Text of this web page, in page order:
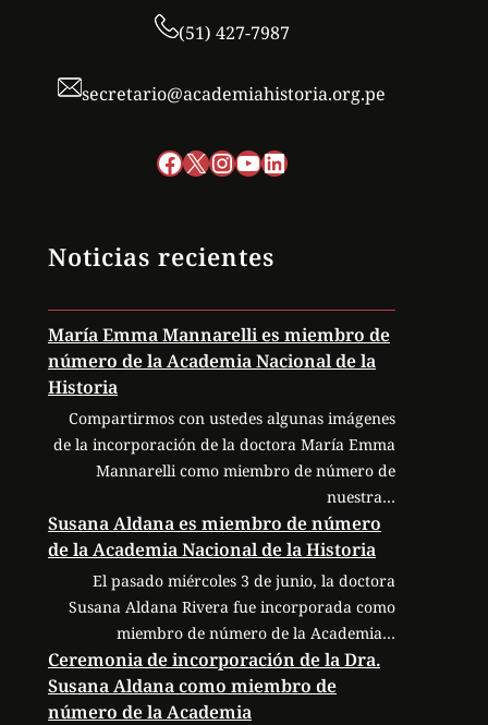
(51) 427-7987
secretario@academiahistoria.org.pe
Facebook
X Instagram
YouTube
LinkedIn
Noticias recientes
María Emma Mannarelli es miembro de
número de la Academia Nacional de la
Historia
Compartirmos con ustedes algunas imágenes
de la incorporación de la doctora María Emma
Mannarelli como miembro de número de
nuestra…
Susana Aldana es miembro de número
de la Academia Nacional de la Historia
El pasado miércoles 3 de junio, la doctora
Susana Aldana Rivera fue incorporada como
miembro de número de la Academia…
Ceremonia de incorporación de la Dra.
Susana Aldana como miembro de
número de la Academia